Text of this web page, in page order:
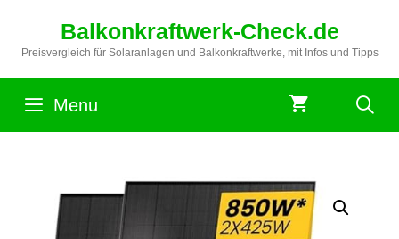
springen
Balkonkraftwerk-Check.de
Preisvergleich für Solaranlagen und Balkonkraftwerke, mit Infos und Tipps
Menu